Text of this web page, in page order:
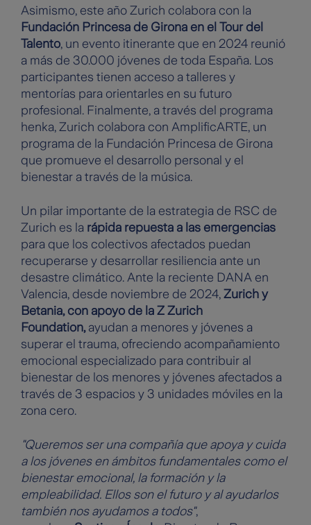
Asimismo, este año Zurich colabora con la
Fundación Princesa de Girona en el Tour del
Talento, un evento itinerante que en 2024 reunió
a más de 30.000 jóvenes de toda España. Los
participantes tienen acceso a talleres y
mentorías para orientarles en su futuro
profesional. Finalmente, a través del programa
henka, Zurich colabora con AmplificARTE, un
programa de la Fundación Princesa de Girona
que promueve el desarrollo personal y el
bienestar a través de la música.
Un pilar importante de la estrategia de RSC de
Zurich es la rápida repuesta a las emergencias
para que los colectivos afectados puedan
recuperarse y desarrollar resiliencia ante un
desastre climático. Ante la reciente DANA en
Valencia, desde noviembre de 2024, Zurich y
Betania, con apoyo de la Z Zurich
Foundation, ayudan a menores y jóvenes a
superar el trauma, ofreciendo acompañamiento
emocional especializado para contribuir al
bienestar de los menores y jóvenes afectados a
través de 3 espacios y 3 unidades móviles en la
zona cero.
"Queremos ser una compañía que apoya y cuida
a los jóvenes en ámbitos fundamentales como el
bienestar emocional, la formación y la
empleabilidad. Ellos son el futuro y al ayudarlos
también nos ayudamos a todos",